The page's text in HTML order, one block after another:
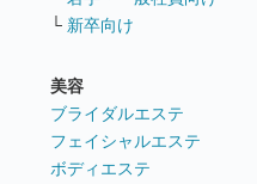
└ 新卒向け
美容
ブライダルエステ
フェイシャルエステ
ボディエステ